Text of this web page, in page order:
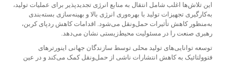
این تلاش‌ها اغلب شامل انتقال به منابع انرژی تجدیدپذیر برای عملیات تولید،
به‌کارگیری تجهیزات تولید با بهره‌وری انرژی بالا و بهینه‌سازی بسته‌بندی
به‌منظور کاهش تأثیرات حمل‌ونقل می‌شود. اقدامات کاهش ردپای کربن،
رهبری صنعت را در مسئولیت محیط‌زیستی نشان می‌دهد.
توسعه توانایی‌های تولید محلی توسط سازندگان جهانی اینورترهای
فتوولتائیک به کاهش انتشارات ناشی از حمل‌ونقل کمک می‌کند و در عین